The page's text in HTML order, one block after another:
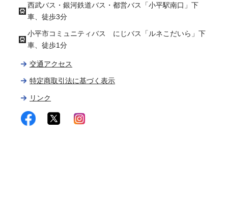
西武バス・銀河鉄道バス・都営バス「小平駅南口」下
車、徒歩3分
小平市コミュニティバス にじバス「ルネこだいら」下
車、徒歩1分
交通アクセス
特定商取引法に基づく表示
リンク
facebooktwitter